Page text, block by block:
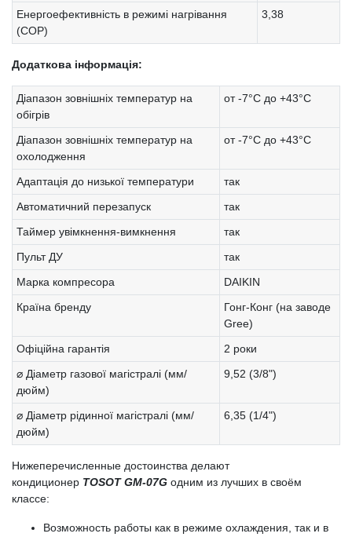
Енергоефективність в режимі нагрівання
(COP)
3,38
Додаткова інформація:
Діапазон зовнішніх температур на
обігрів
от -7°C до +43°C
Діапазон зовнішніх температур на
охолодження
от -7°C до +43°C
Адаптація до низької температури
так
Автоматичний перезапуск
так
Таймер увімкнення-вимкнення
так
Пульт ДУ
так
Марка компресора
DAIKIN
Країна бренду
Гонг-Конг (на заводе
Gree)
Офіційна гарантія
2 роки
⌀ Діаметр газової магістралі (мм/
дюйм)
9,52 (3/8")
⌀ Діаметр рідинної магістралі (мм/
дюйм)
6,35 (1/4")
Нижеперечисленные достоинства делают
кондиционер TOSOT GM-07G одним из лучших в своём
классе:
Возможность работы как в режиме охлаждения, так и в